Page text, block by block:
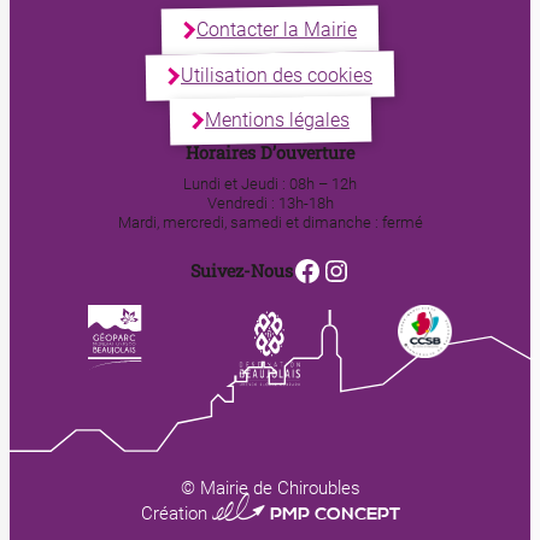
Contacter la Mairie
Utilisation des cookies
Mentions légales
Horaires D’ouverture
Lundi et Jeudi : 08h – 12h
Vendredi : 13h-18h
Mardi, mercredi, samedi et dimanche : fermé
Suivez-NousFacebook
Instagram
© Mairie de Chiroubles
Création 0123 PMP CONCEPT